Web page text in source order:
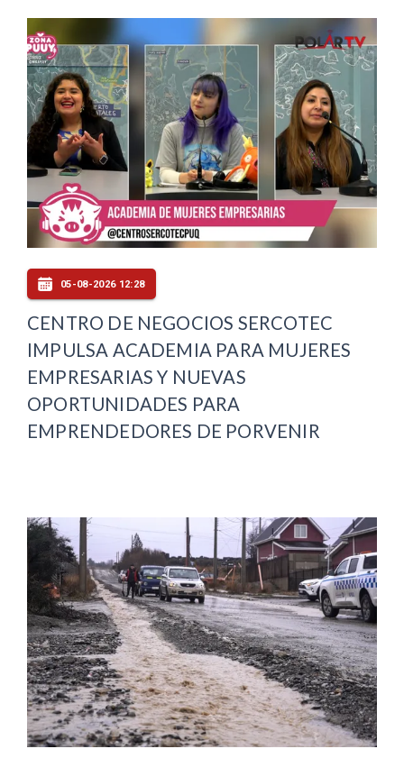
05-08-2026 12:28
CENTRO DE NEGOCIOS SERCOTEC
IMPULSA ACADEMIA PARA MUJERES
EMPRESARIAS Y NUEVAS
OPORTUNIDADES PARA
EMPRENDEDORES DE PORVENIR